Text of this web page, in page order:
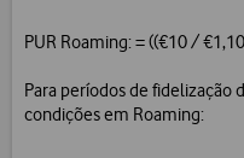
PUR Roaming: = ((€10 /
Para períodos de fidelização
condições em Roaming: